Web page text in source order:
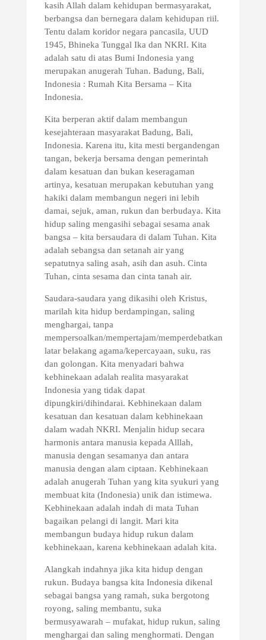
kasih Allah dalam kehidupan bermasyarakat,
berbangsa dan bernegara dalam kehidupan riil.
Tentu dalam koridor negara pancasila, UUD
1945, Bhineka Tunggal Ika dan NKRI. Kita
adalah satu di atas Bumi Indonesia yang
merupakan anugerah Tuhan. Badung, Bali,
Indonesia : Rumah Kita Bersama – Kita
Indonesia.
Kita berperan aktif dalam membangun
kesejahteraan masyarakat Badung, Bali,
Indonesia. Karena itu, kita mesti bergandengan
tangan, bekerja bersama dengan pemerintah
dalam kesatuan dan bukan keseragaman
artinya, kesatuan merupakan kebutuhan yang
hakiki dalam membangun negeri ini lebih
damai, sejuk, aman, rukun dan berbudaya. Kita
hidup saling mengasihi sebagai sesama anak
bangsa – kita bersaudara di dalam Tuhan. Kita
adalah sebangsa dan setanah air yang
sepatutnya saling asah, asih dan asuh. Cinta
Tuhan, cinta sesama dan cinta tanah air.
Saudara-saudara yang dikasihi oleh Kristus,
marilah kita hidup berdampingan, saling
menghargai, tanpa
mempersoalkan/mempertajam/memperdebatkan
latar belakang agama/kepercayaan, suku, ras
dan golongan. Kita menyadari bahwa
kebhinekaan adalah realita masyarakat
Indonesia yang tidak dapat
dipungkiri/dihindarai. Kebhinekaan dalam
kesatuan dan kesatuan dalam kebhinekaan
dalam wadah NKRI. Menjalin hidup secara
harmonis antara manusia kepada Alllah,
manusia dengan sesamanya dan antara
manusia dengan alam ciptaan. Kebhinekaan
adalah anugerah Tuhan yang kita syukuri yang
membuat kita (Indonesia) unik dan istimewa.
Kebhinekaan adalah indah di mata Tuhan
bagaikan pelangi di langit. Mari kita
membangun budaya hidup rukun dalam
kebhinekaan, karena kebhinekaan adalah kita.
Alangkah indahnya jika kita hidup dengan
rukun. Budaya bangsa kita Indonesia dikenal
sebagai bangsa yang ramah, suka bergotong
royong, saling membantu, suka
bermusyawarah – mufakat, hidup rukun, saling
menghargai dan saling menghormati. Dengan